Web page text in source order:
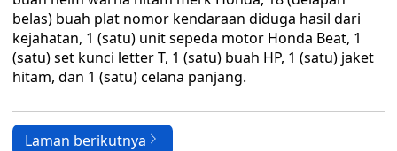
belas) buah plat nomor kendaraan diduga hasil dari
kejahatan, 1 (satu) unit sepeda motor Honda Beat, 1
(satu) set kunci letter T, 1 (satu) buah HP, 1 (satu) jaket
hitam, dan 1 (satu) celana panjang.
Laman berikutnya